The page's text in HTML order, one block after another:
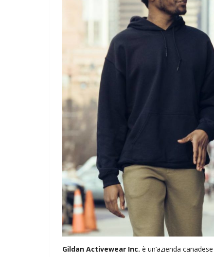
Gildan Activewear Inc. è un’azienda